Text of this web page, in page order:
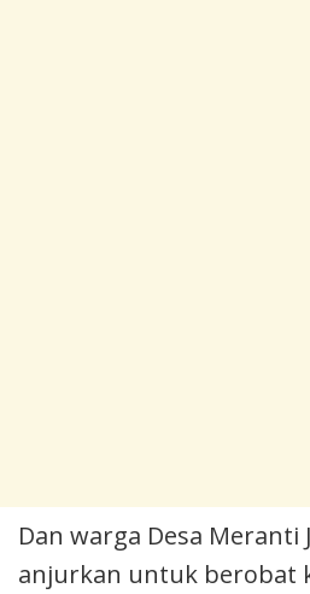
Dan warga Desa Meranti
anjurkan untuk berobat